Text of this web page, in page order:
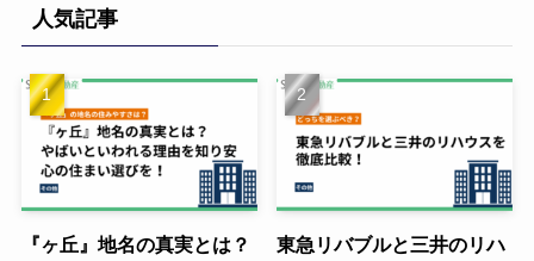
人気記事
『ヶ丘』地名の真実とは？
東急リバブルと三井のリハ